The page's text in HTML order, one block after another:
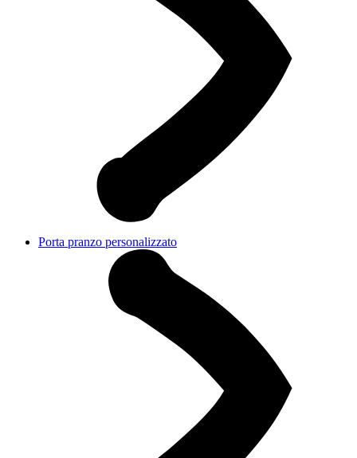
Porta pranzo personalizzato